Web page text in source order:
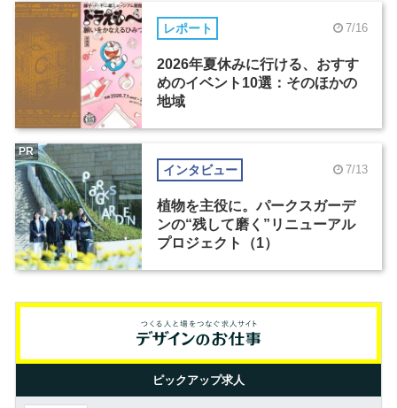
レポート 7/16
2026年夏休みに行ける、おすす
めのイベント10選：そのほかの
地域
インタビュー 7/13
植物を主役に。パークスガーデ
ンの“残して磨く”リニューアル
プロジェクト（1）
PR
ピックアップ求人